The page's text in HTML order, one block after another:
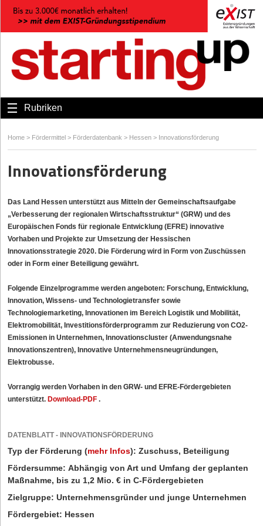
Rubriken
Home > Fördermittel > Förderdatenbank > Hessen > Innovationsförderung
Innovationsförderung
Das Land Hessen unterstützt aus Mitteln der Gemeinschaftsaufgabe
„Verbesserung der regionalen Wirtschaftsstruktur“ (GRW) und des
Europäischen Fonds für regionale Entwicklung (EFRE) innovative
Vorhaben und Projekte zur Umsetzung der Hessischen
Innovationsstrategie 2020. Die Förderung wird in Form von Zuschüssen
oder in Form einer Beteiligung gewährt.
Folgende Einzelprogramme werden angeboten: Forschung, Entwicklung,
Innovation, Wissens- und Technologietransfer sowie
Technologiemarketing, Innovationen im Bereich Logistik und Mobilität,
Elektromobilität, Investitionsförderprogramm zur Reduzierung von CO2-
Emissionen in Unternehmen, Innovationscluster (Anwendungsnahe
Innovationszentren), Innovative Unternehmensneugründungen,
Elektrobusse.
Vorrangig werden Vorhaben in den GRW- und EFRE-Fördergebieten
unterstützt. Download-PDF .
DATENBLATT - INNOVATIONSFÖRDERUNG
Typ der Förderung (mehr Infos): Zuschuss, Beteiligung
Fördersumme: Abhängig von Art und Umfang der geplanten
Maßnahme, bis zu 1,2 Mio. € in C-Fördergebieten
Zielgruppe: Unternehmensgründer und junge Unternehmen
Fördergebiet: Hessen